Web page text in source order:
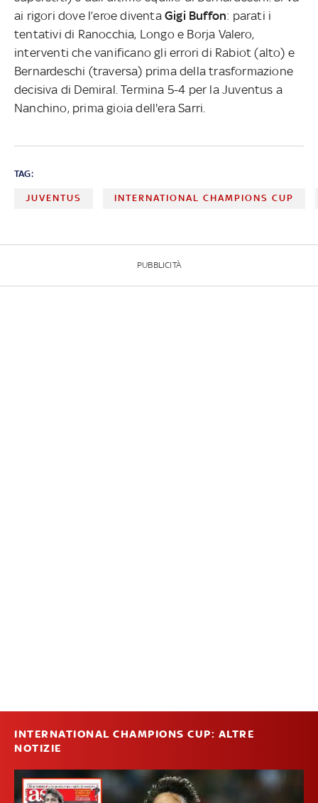
ai rigori dove l’eroe diventa Gigi Buffon: parati i
tentativi di Ranocchia, Longo e Borja Valero,
interventi che vanificano gli errori di Rabiot (alto) e
Bernardeschi (traversa) prima della trasformazione
decisiva di Demiral. Termina 5-4 per la Juventus a
Nanchino, prima gioia dell'era Sarri.
TAG:
JUVENTUS INTERNATIONAL CHAMPIONS CUP
PUBBLICITÀ
INTERNATIONAL CHAMPIONS CUP: ALTRE
NOTIZIE